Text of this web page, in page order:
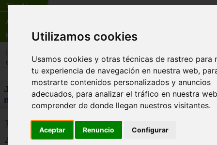
Utilizamos cookies
Usamos cookies y otras técnicas de rastreo para
tu experiencia de navegación en nuestra web,
mostrarte contenidos personalizados y anuncios
adecuados, para analizar el tráfico en nuestra
comprender de donde llegan nuestros visitantes.
Aceptar Renuncio Configurar
Tienda
Actualidad
Registro
estimulación intelectual y memoria
JUGUETES: Juguetes de estimulación
memoria
TEMÁTICAS
Juguetes de 1 a 3 años